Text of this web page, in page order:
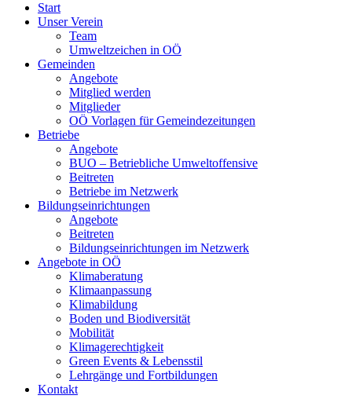
Start
Unser Verein
Team
Umweltzeichen in OÖ
Gemeinden
Angebote
Mitglied werden
Mitglieder
OÖ Vorlagen für Gemeindezeitungen
Betriebe
Angebote
BUO – Betriebliche Umweltoffensive
Beitreten
Betriebe im Netzwerk
Bildungseinrichtungen
Angebote
Beitreten
Bildungseinrichtungen im Netzwerk
Angebote in OÖ
Klimaberatung
Klimaanpassung
Klimabildung
Boden und Biodiversität
Mobilität
Klimagerechtigkeit
Green Events & Lebensstil
Lehrgänge und Fortbildungen
Kontakt